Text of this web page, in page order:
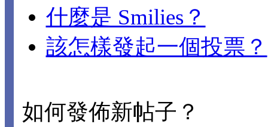
什麼是 Smilies？
該怎樣發起一個投票？
如何發佈新帖子？